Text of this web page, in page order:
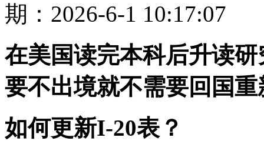
期：2026-6-1 10:17:07
在美国读完本科后升读
要不出境就不需要回国
如何更新I-20表？